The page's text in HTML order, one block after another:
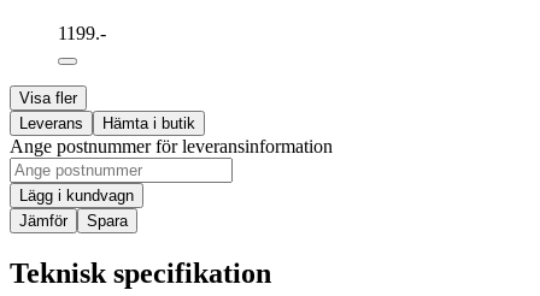
1199.-
Visa fler
Leverans
Hämta i butik
Ange postnummer för leveransinformation
Lägg i kundvagn
Jämför
Spara
Teknisk specifikation